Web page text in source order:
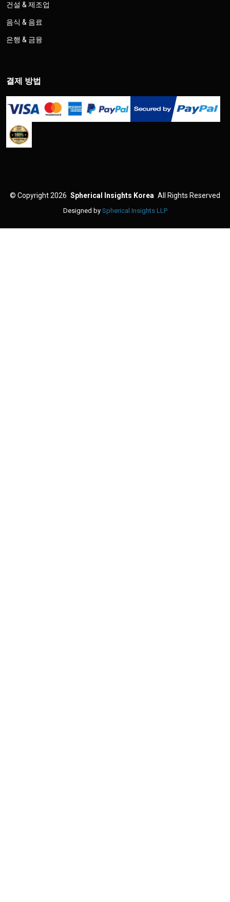
건설 & 제조업
음식 & 음료
은행 & 금융
결제 방법
© Copyright 2026 Spherical Insights Korea All Rights Reserved
Designed by Spherical Insights LLP